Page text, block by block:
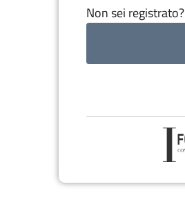
Non sei registrato?